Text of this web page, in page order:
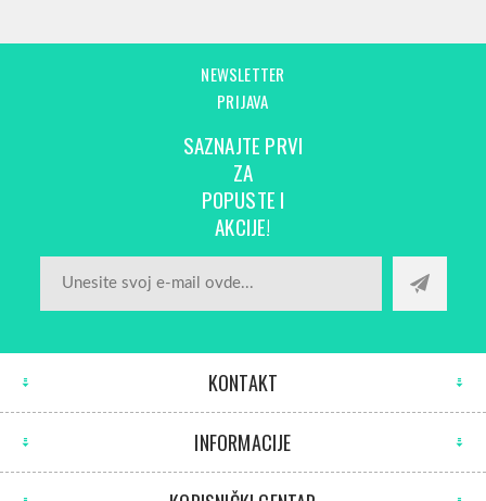
NEWSLETTER
PRIJAVA
SAZNAJTE PRVI
ZA
POPUSTE I
AKCIJE!
KONTAKT
INFORMACIJE